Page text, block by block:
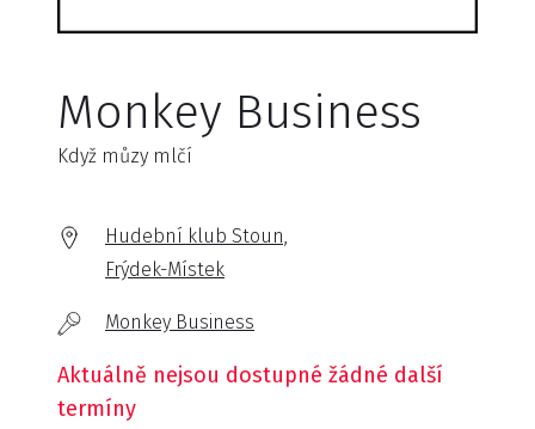
Monkey Business
Když můzy mlčí
Hudební klub Stoun,
Frýdek-Místek
Monkey Business
Aktuálně nejsou dostupné žádné další
termíny